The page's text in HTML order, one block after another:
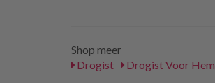
Shop meer
Drogist
Drogist Voor Hem